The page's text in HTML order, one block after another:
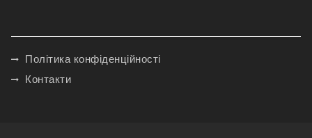
Політика конфіденційності
Контакти